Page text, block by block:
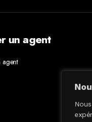
un agent
agent